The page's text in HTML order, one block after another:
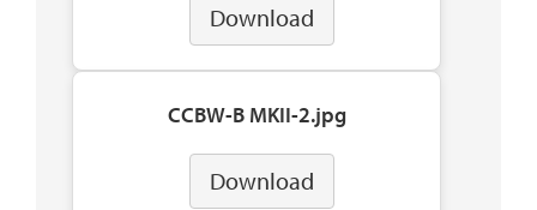
Download
CCBW-B MKII-2.jpg
Download